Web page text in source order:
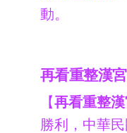
動。
再看重整漢
【再看重整
勝利，中華